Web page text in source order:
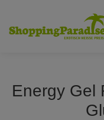
Energy Gel